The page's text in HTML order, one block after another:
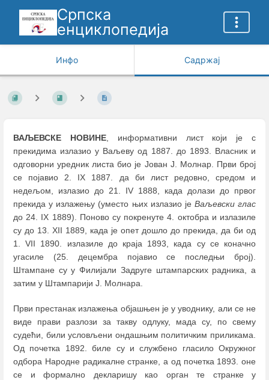
Српска
енциклопедија
Инфо Садржај
ВАЉЕВСКЕ НОВИНЕ, информативни лист који је с
прекидима излазио у Ваљеву од 1887. до 1893. Власник и
одговорни уредник листа био је Јован Ј. Молнар. Први број
се појавио 2. IX 1887. да би лист редовно, средом и
недељом, излазио до 21. IV 1888, када долази до првог
прекида у излажењу (уместо њих излазио је Ваљевски глас
до 24. IX 1889). Поново су покренуте 4. октобра и излазиле
су до 13. XII 1889, када је опет дошло до прекида, да би од
1. VII 1890. излазиле до краја 1893, када су се коначно
угасиле (25. децембра појавио се последњи број).
Штампане су у Филијали Задруге штампарских радника, а
затим у Штампарији Ј. Молнара.
Први престанак излажења објашњен је у уводнику, али се не
виде прави разлози за такву одлуку, мада су, по свему
судећи, били условљени ондашњим политичким приликама.
Од почетка 1892. биле су и службено гласило Окружног
одбора Народне радикалне странке, а од почетка 1893. оне
се и формално декларишу као орган те странке у